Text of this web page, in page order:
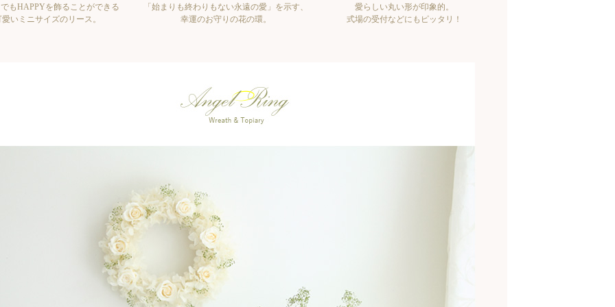
もHAPPYを飾ることができる
愛いミニサイズのリース。
「始まりも終わりもない永遠の愛」を示す、
幸運のお守りの花の環。
愛らしい丸い形が印象的。
式場の受付などにもピッタリ！